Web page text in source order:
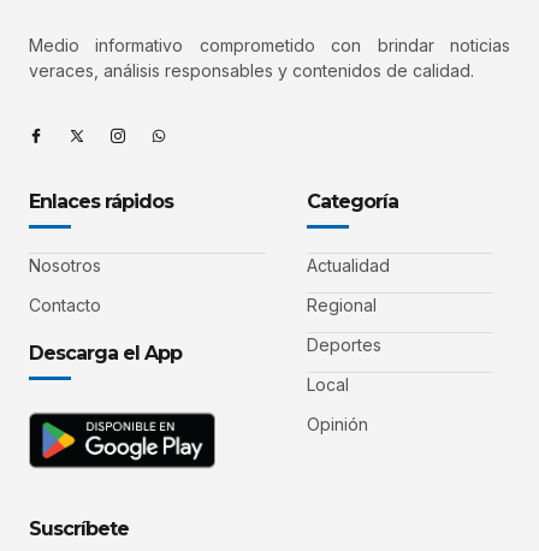
Medio informativo comprometido con brindar noticias
veraces, análisis responsables y contenidos de calidad.
Enlaces rápidos
Nosotros
Contacto
Descarga el App
Categoría
Actualidad
Regional
Deportes
Local
Opinión
Suscríbete